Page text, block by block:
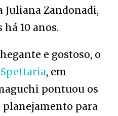
Juliana Zandonadi,
há 10 anos.
e gostoso, o
Spettaria, em
pontuou os
planejamento para